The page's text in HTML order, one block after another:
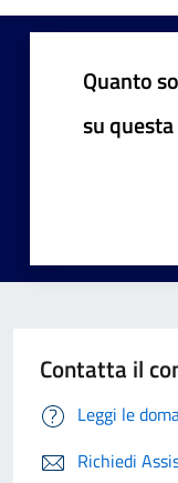
Quanto
su
Contatta il
Leggi le
Richiedi